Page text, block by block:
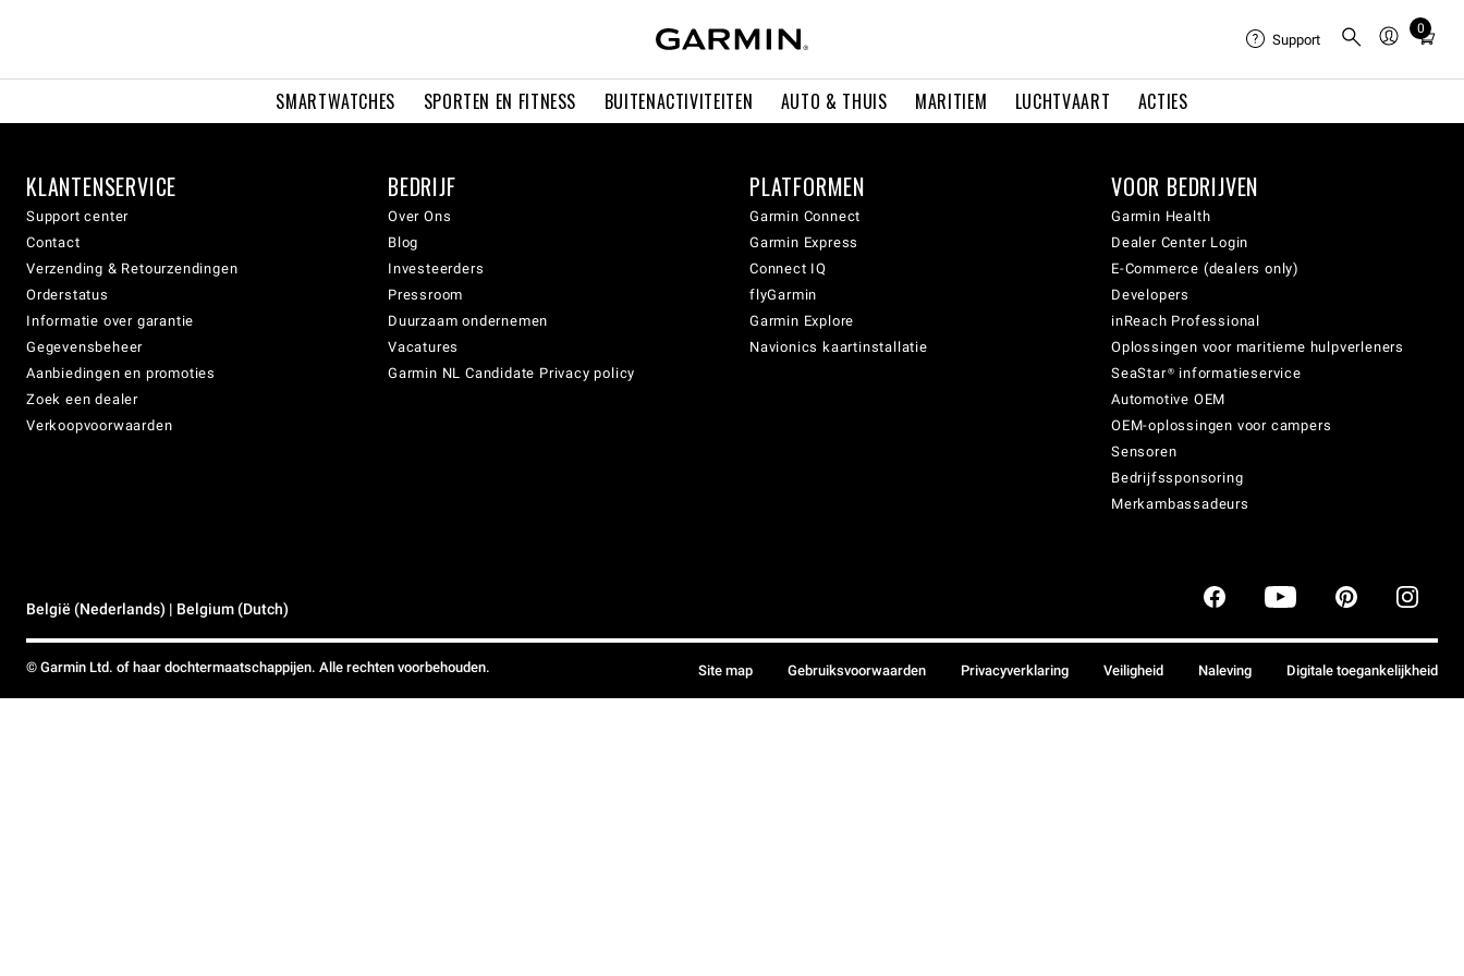
SMARTWATCHES SPORTEN EN FITNESS BUITENACTIVITEITEN AUTO & THUIS MARITIEM LUCHTVAART ACTIES
Support
0
Total
cart:
KLANTENSERVICE
Support center
Contact
Verzending & Retourzendingen
Orderstatus
Informatie over garantie
Gegevensbeheer
Aanbiedingen en promoties
Zoek een dealer
Verkoopvoorwaarden
BEDRIJF
Over Ons
Blog
Investeerders
Pressroom
Duurzaam ondernemen
Vacatures
Garmin NL Candidate Privacy policy
PLATFORMEN
Garmin Connect
Garmin Express
Connect IQ
flyGarmin
Garmin Explore
Navionics kaartinstallatie
VOOR BEDRIJVEN
Garmin Health
Dealer Center Login
E-Commerce (dealers only)
Developers
inReach Professional
Oplossingen voor maritieme hulpverleners
SeaStar® informatieservice
Automotive OEM
OEM-oplossingen voor campers
Sensoren
Bedrijfssponsoring
Merkambassadeurs
België (Nederlands) | Belgium (Dutch)
© Garmin Ltd. of haar dochtermaatschappijen. Alle rechten voorbehouden. Site map Gebruiksvoorwaarden Privacyverklaring Veiligheid Naleving Digitale toegankelijkheid